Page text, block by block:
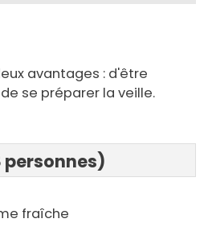
avantages : d'être
se préparer la veille.
fraîche